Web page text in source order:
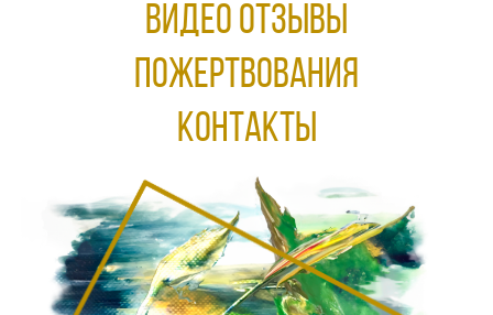
ВИДЕО ОТЗЫВЫ
ПОЖЕРТВОВАНИЯ
КОНТАКТЫ